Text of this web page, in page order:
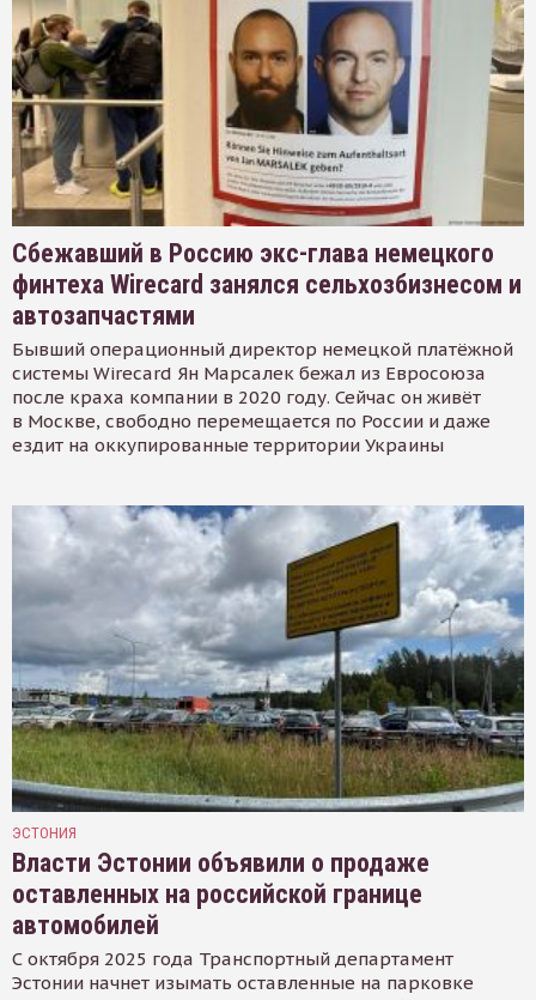
Сбежавший в Россию экс-глава немецкого
финтеха Wirecard занялся сельхозбизнесом и
автозапчастями
Бывший операционный директор немецкой платёжной
системы Wirecard Ян Марсалек бежал из Евросоюза
после краха компании в 2020 году. Сейчас он живёт
в Москве, свободно перемещается по России и даже
ездит на оккупированные территории Украины
ЭСТОНИЯ
Власти Эстонии объявили о продаже
оставленных на российской границе
автомобилей
С октября 2025 года Транспортный департамент
Эстонии начнет изымать оставленные на парковке